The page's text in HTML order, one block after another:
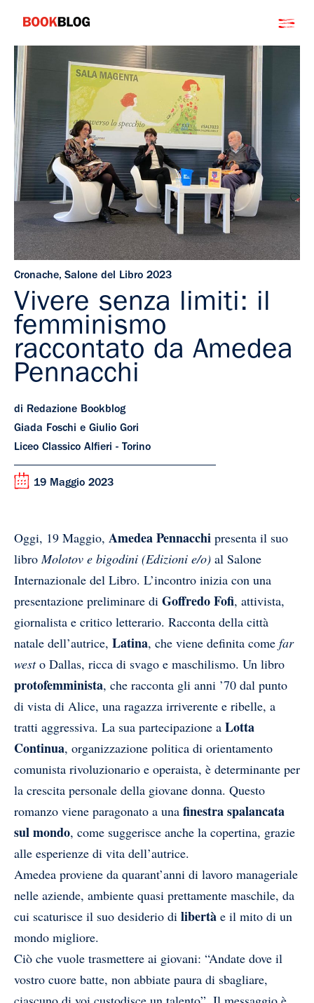
contenuto
Bookblog
Cronache, Salone del Libro 2023
Vivere senza limiti: il
femminismo
raccontato da Amedea
Pennacchi
di Redazione Bookblog
Giada Foschi e Giulio Gori
Liceo Classico Alfieri - Torino
19 Maggio 2023
Oggi, 19 Maggio, Amedea Pennacchi presenta il suo
libroMolotov e bigodini (Edizioni e/o) al Salone
Internazionale del Libro. L’incontro inizia con una
presentazione preliminare di Goffredo Fofi, attivista,
giornalista e critico letterario. Racconta della città
natale dell’autrice, Latina, che viene definita come far
westo Dallas, ricca di svago e maschilismo. Un libro
protofemminista, che racconta gli anni ’70 dal punto
di vista di Alice, una ragazza irriverente e ribelle, a
tratti aggressiva. La sua partecipazione a Lotta
Continua, organizzazione politica di orientamento
comunista rivoluzionario e operaista, è determinante per
la crescita personale della giovane donna. Questo
romanzo viene paragonato a una finestra spalancata
sul mondo, come suggerisce anche la copertina, grazie
alle esperienze di vita dell’autrice.
Amedea proviene da quarant’anni di lavoro manageriale
nelle aziende, ambiente quasi prettamente maschile, da
cui scaturisce il suo desiderio di libertà e il mito di un
mondo migliore.
Ciò che vuole trasmettere ai giovani: “Andate dove il
vostro cuore batte, non abbiate paura di sbagliare,